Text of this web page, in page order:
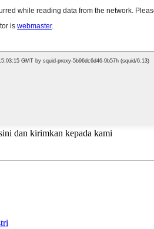
dan kirimkan kepada kami